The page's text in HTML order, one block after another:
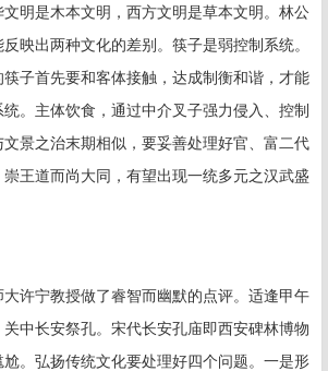
明是木本文明，西方文明是草本文明。林公
映出两种文化的差别。筷子是弱控制系统。
子首先要和客体接触，达成制衡和谐，才能
。主体饮食，通过中介叉子强力侵入、控制
景之治末期相似，要妥善处理好官、富二代
王道而尚大同，有望出现一统多元之汉武盛
许宁教授做了睿智而幽默的点评。适逢甲午
中长安祭孔。宋代长安孔庙即西安碑林博物
。弘扬传统文化要处理好四个问题。一是形